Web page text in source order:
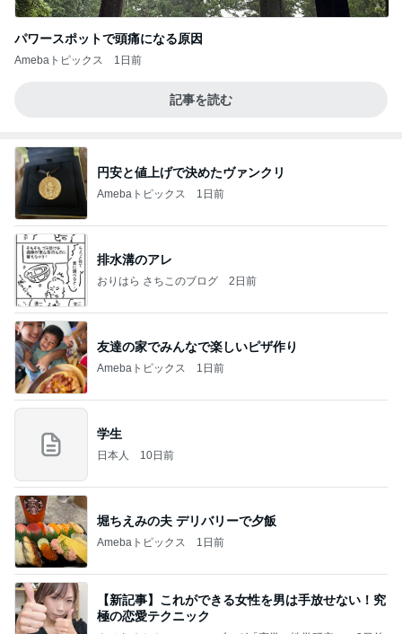
パワースポットで頭痛になる原因
Amebaトピックス 1日前
記事を読む
円安と値上げで決めたヴァンクリ
Amebaトピックス 1日前
排水溝のアレ
おりはら さちこのブログ 2日前
友達の家でみんなで楽しいピザ作り
Amebaトピックス 1日前
学生
日本人 10日前
堀ちえみの夫 デリバリーで夕飯
Amebaトピックス 1日前
【新記事】これができる女性を男は手放せない！究
極の恋愛テクニック